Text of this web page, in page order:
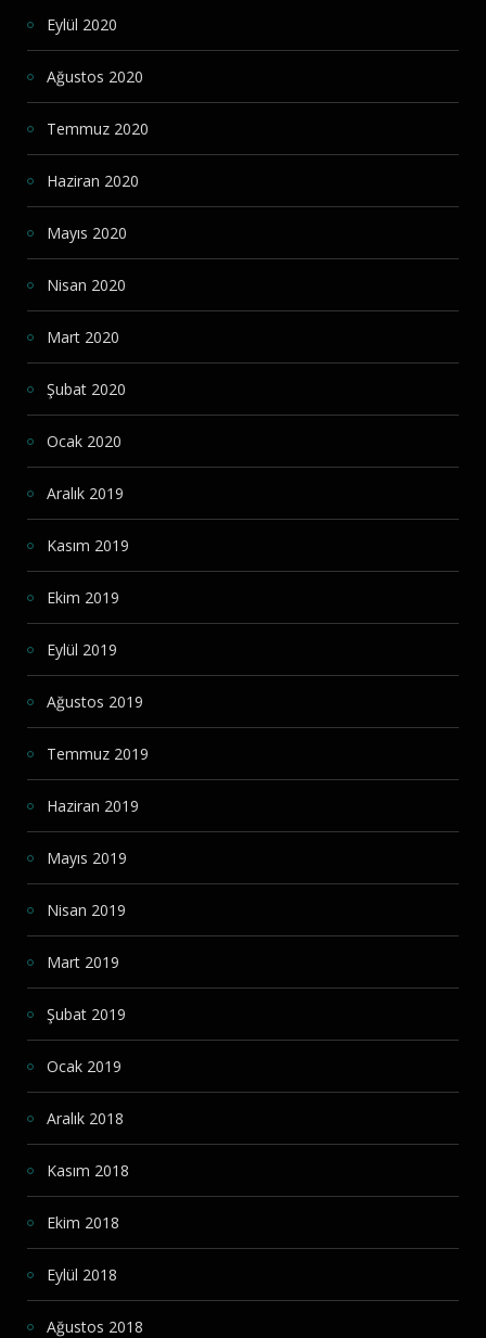
Eylül 2020
Ağustos 2020
Temmuz 2020
Haziran 2020
Mayıs 2020
Nisan 2020
Mart 2020
Şubat 2020
Ocak 2020
Aralık 2019
Kasım 2019
Ekim 2019
Eylül 2019
Ağustos 2019
Temmuz 2019
Haziran 2019
Mayıs 2019
Nisan 2019
Mart 2019
Şubat 2019
Ocak 2019
Aralık 2018
Kasım 2018
Ekim 2018
Eylül 2018
Ağustos 2018